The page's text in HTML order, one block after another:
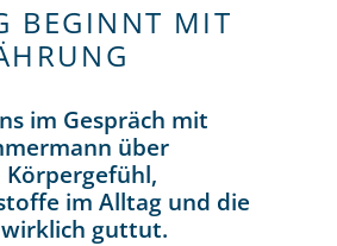
BEGINNT MIT
im Gespräch mit
über
Körpergefühl,
im Alltag und die
wirklich guttut.